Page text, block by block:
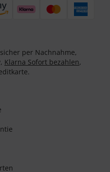
per Nachnahme,
Klarna Sofort bezahlen,